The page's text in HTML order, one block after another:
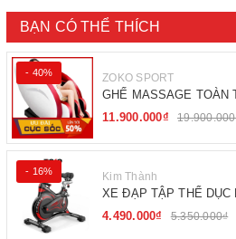
BẠN CÓ THỂ THÍCH
- 40% ZOKO SPORT
GHẾ MASSAGE TOÀN
11.900.000₫
- 16% Kim Thành
XE ĐẠP TẬP THỂ DỤC
TỪ
4.490.000₫ 5.350.000₫